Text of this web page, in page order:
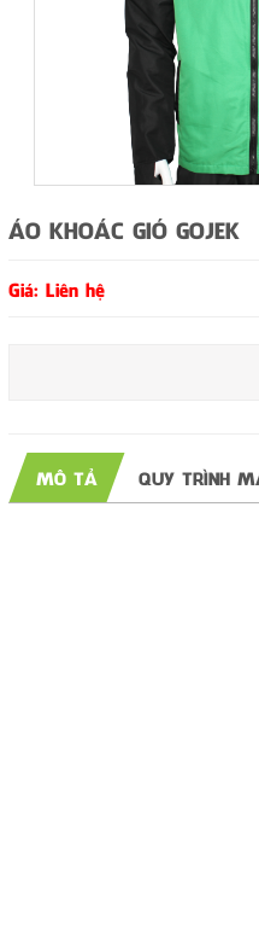
ÁO KHOÁC GIÓ GOJEK
Giá: Liên hệ
MÔ TẢ QUY TRÌNH